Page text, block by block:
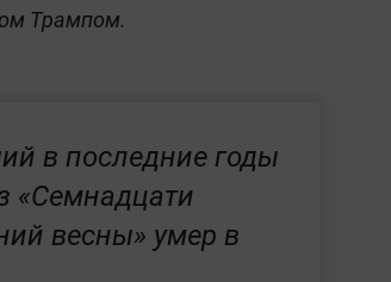
Трампом.
в последние годы
«Семнадцати
весны» умер в